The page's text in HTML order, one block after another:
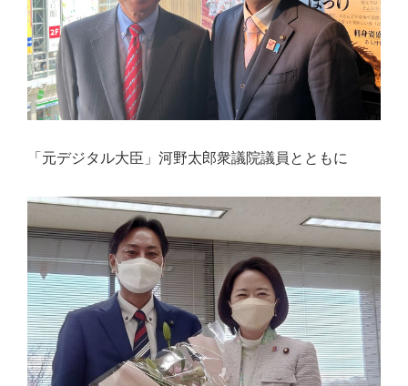
「元デジタル大臣」河野太郎衆議院議員とともに